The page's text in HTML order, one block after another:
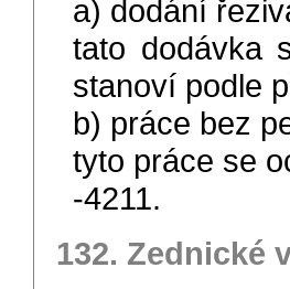
a) dodání
tato dodávka
stanoví podle
b) práce bez
tyto práce se
-4211.
132. Zednické